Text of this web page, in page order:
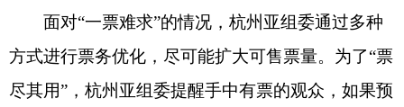
面对“一票难求”的情况，杭州亚组委通过多种
方式进行票务优化，尽可能扩大可售票量。为了“票
尽其用”，杭州亚组委提醒手中有票的观众，如果预